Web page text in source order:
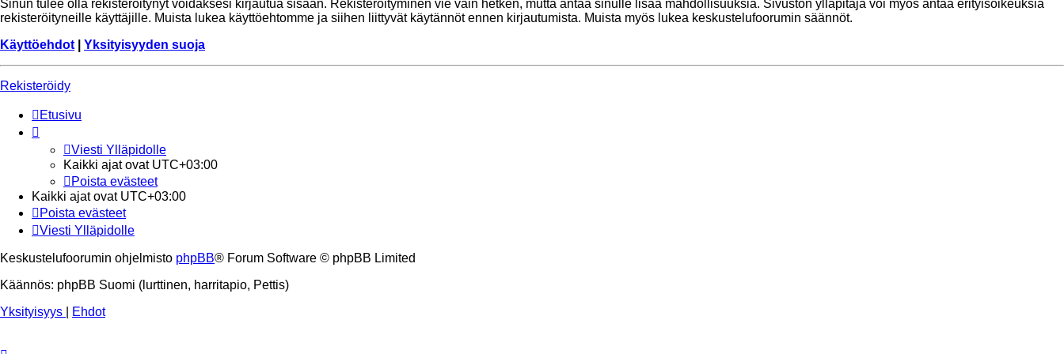
Sinun tulee olla rekisteröitynyt voidaksesi kirjautua sisään. Rekisteröityminen vie vain hetken, mutta antaa sinulle lisää mahdollisuuksia. Sivuston ylläpitäjä voi myös antaa erityisoikeuksia
rekisteröityneille käyttäjille. Muista lukea käyttöehtomme ja siihen liittyvät käytännöt ennen kirjautumista. Muista myös lukea keskustelufoorumin säännöt.
Käyttöehdot
Yksityisyyden suoja
Rekisteröidy
Etusivu
Viesti Ylläpidolle
Kaikki ajat ovat UTC+03:00
Poista evästeet
Kaikki ajat ovat UTC+03:00
Poista evästeet
Viesti Ylläpidolle
Keskustelufoorumin ohjelmisto phpBB® Forum Software © phpBB Limited
Käännös: phpBB Suomi (lurttinen, harritapio, Pettis)
Yksityisyys
Ehdot